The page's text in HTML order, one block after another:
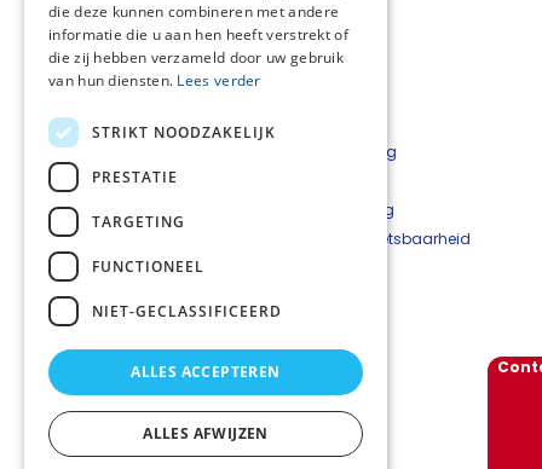
Agenda
Nieuwsflits
Contact
PaTz Ambassadeurs
AVG
Privacyverklaring
Cookieverklaring
Beveiligingskwetsbaarheid
Schrijf je in voor onze nieuwsflits
die deze kunnen combineren met andere
informatie die u aan hen heeft verstrekt of
die zij hebben verzameld door uw gebruik
van hun diensten. Lees verder
STRIKT NOODZAKELIJK
PRESTATIE
TARGETING
FUNCTIONEEL
NIET-GECLASSIFICEERD
ALLES ACCEPTEREN
ALLES AFWIJZEN